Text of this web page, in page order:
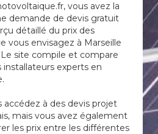
vous avez la
demande de devis gratuit
détaillé du prix des
vous envisagez à Marseille
site compile et compare
installateurs experts en
à des devis projet
mais vous avez également
les prix entre les différentes